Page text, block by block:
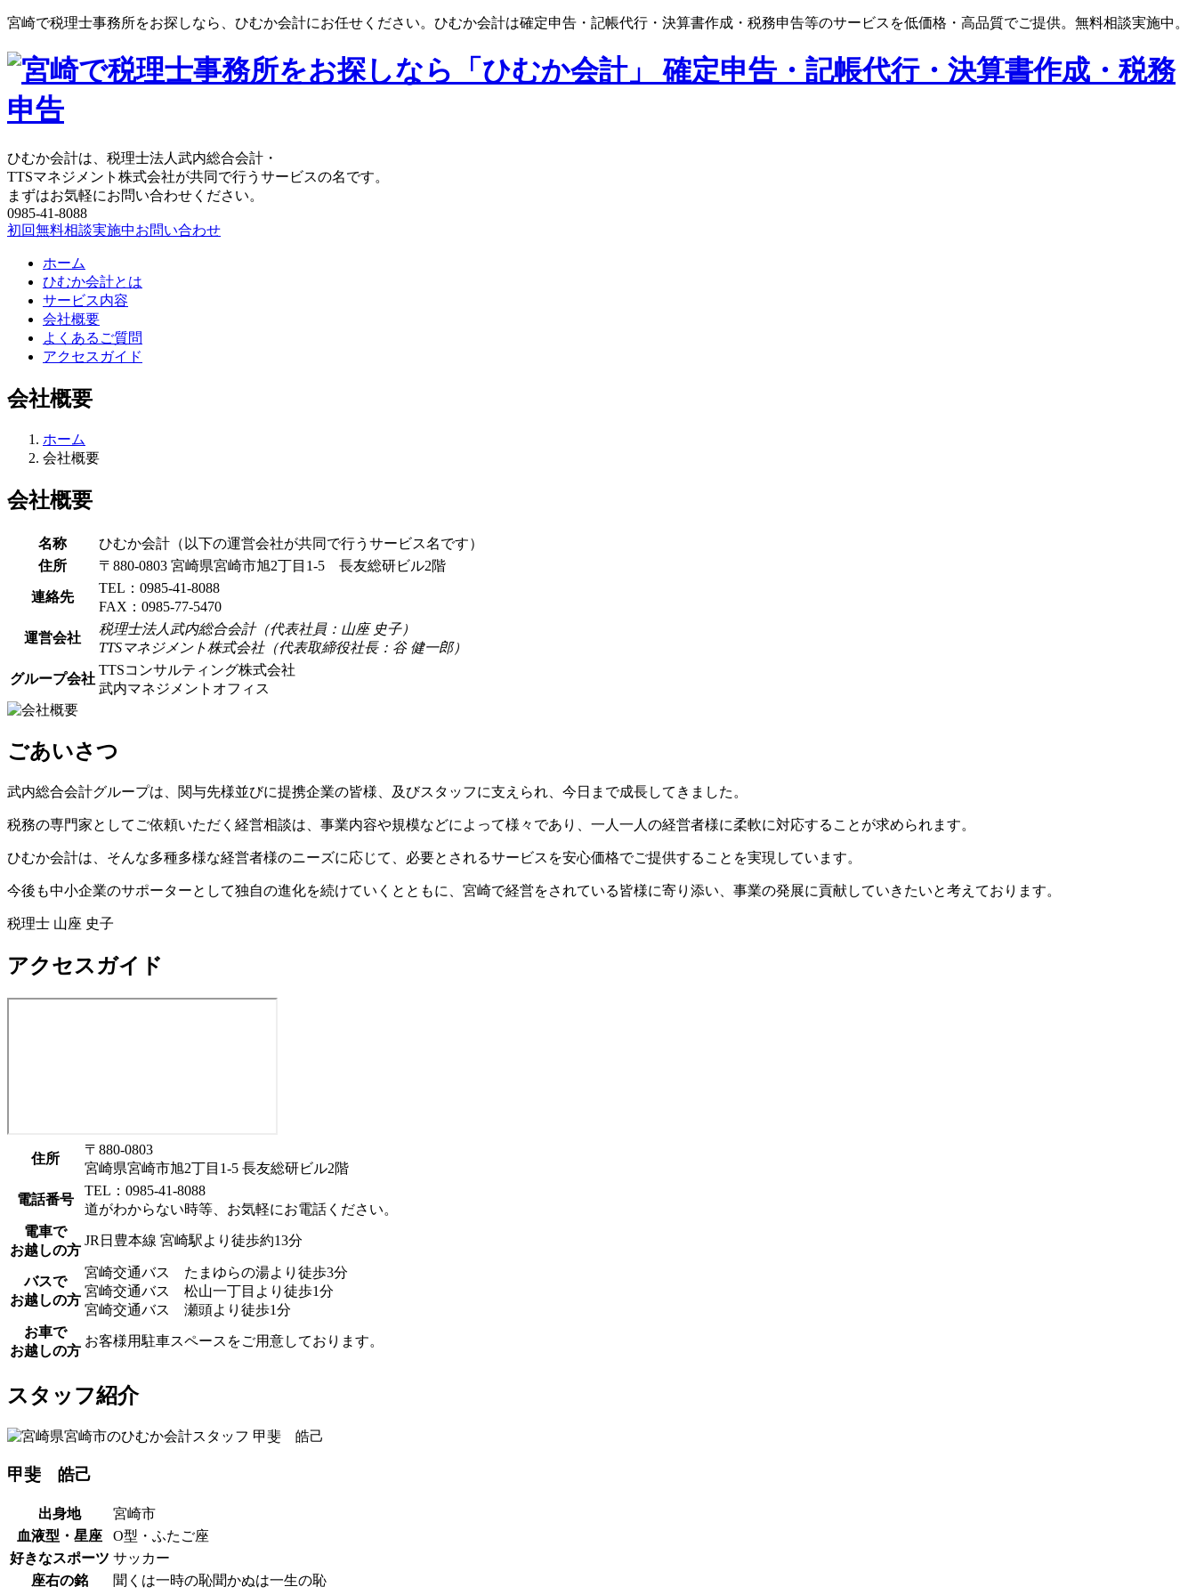
宮崎で税理士事務所をお探しなら、ひむか会計にお任せください。ひむか会計は確定申告・記帳代行・決算書作成・税務申告等のサービスを低価格・高品質でご提供。無料相談実施中。
ひむか会計は、税理士法人武内総合会計・
TTSマネジメント株式会社が共同で行うサービスの名です。
まずはお気軽にお問い合わせください。
0985-41-8088
初回無料相談実施中お問い合わせ
ホーム
ひむか会計とは
サービス内容
会社概要
よくあるご質問
アクセスガイド
会社概要
ホーム
会社概要
会社概要
名称
ひむか会計（以下の運営会社が共同で行うサービス名です）
住所
〒880-0803 宮崎県宮崎市旭2丁目1-5 長友総研ビル2階
連絡先
TEL：0985-41-8088
FAX：0985-77-5470
運営会社
税理士法人武内総合会計（代表社員：山座 史子）
TTSマネジメント株式会社（代表取締役社長：谷 健一郎）
グループ会社
TTSコンサルティング株式会社
武内マネジメントオフィス
ごあいさつ
武内総合会計グループは、関与先様並びに提携企業の皆様、及びスタッフに支えられ、今日まで成長してきました。
税務の専門家としてご依頼いただく経営相談は、事業内容や規模などによって様々であり、一人一人の経営者様に柔軟に対応することが求められます。
ひむか会計は、そんな多種多様な経営者様のニーズに応じて、必要とされるサービスを安心価格でご提供することを実現しています。
今後も中小企業のサポーターとして独自の進化を続けていくとともに、宮崎で経営をされている皆様に寄り添い、事業の発展に貢献していきたいと考えております。
税理士 山座 史子
アクセスガイド
住所
〒880-0803
宮崎県宮崎市旭2丁目1-5 長友総研ビル2階
電話番号
TEL：0985-41-8088
道がわからない時等、お気軽にお電話ください。
電車で
お越しの方
JR日豊本線 宮崎駅より徒歩約13分
バスで
お越しの方
宮崎交通バス たまゆらの湯より徒歩3分
宮崎交通バス 松山一丁目より徒歩1分
宮崎交通バス 瀬頭より徒歩1分
お車で
お越しの方
お客様用駐車スペースをご用意しております。
スタッフ紹介
甲斐 皓己
出身地
宮崎市
血液型・星座
O型・ふたご座
好きなスポーツ サッカー
座右の銘
聞くは一時の恥聞かぬは一生の恥